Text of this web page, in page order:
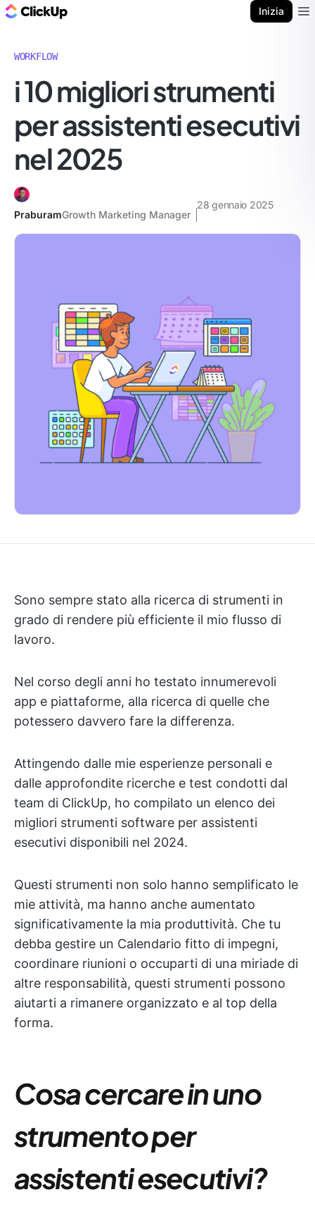
Inizia
WORKFLOW
i 10 migliori strumenti
per assistenti esecutivi
nel 2025
PraburamGrowth Marketing Manager
28 gennaio 2025
Sono sempre stato alla ricerca di strumenti in
grado di rendere più efficiente il mio flusso di
lavoro.
Nel corso degli anni ho testato innumerevoli
app e piattaforme, alla ricerca di quelle che
potessero davvero fare la differenza.
Attingendo dalle mie esperienze personali e
dalle approfondite ricerche e test condotti dal
team di ClickUp, ho compilato un elenco dei
migliori strumenti software per assistenti
esecutivi disponibili nel 2024.
Questi strumenti non solo hanno semplificato le
mie attività, ma hanno anche aumentato
significativamente la mia produttività. Che tu
debba gestire un Calendario fitto di impegni,
coordinare riunioni o occuparti di una miriade di
altre responsabilità, questi strumenti possono
aiutarti a rimanere organizzato e al top della
forma.
Cosa cercare in uno
strumento per
assistenti esecutivi?